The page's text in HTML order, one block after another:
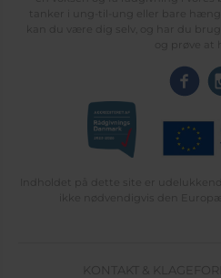
tanker i ung-til-ung eller bare
kan du være dig selv, og har du brug
og prøve at
Indholdet på dette site er
ikke nødvendigvis den
KONTAKT &